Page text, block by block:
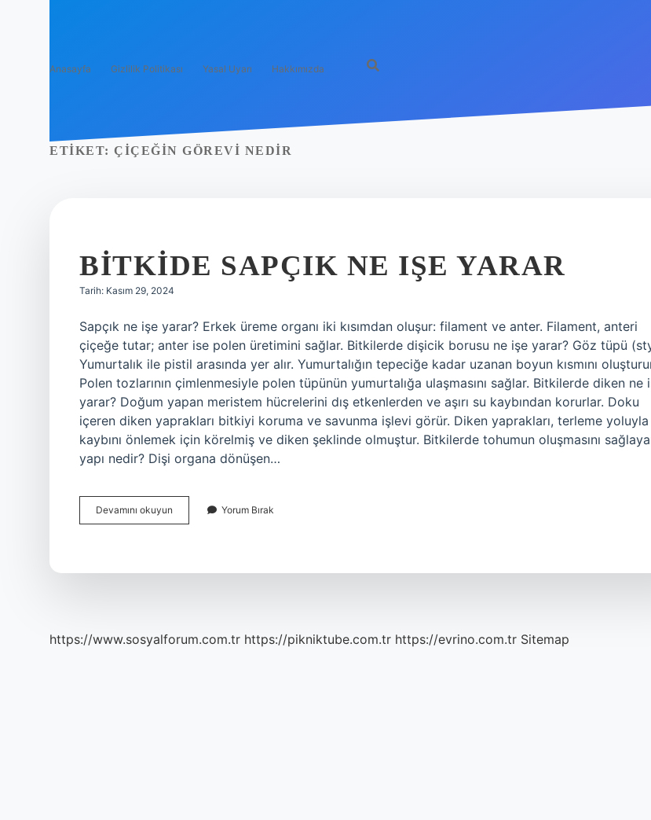
Anasayfa Gizlilik Politikası Yasal Uyarı Hakkımızda
ETIKET: ÇIÇEĞIN GÖREVI NEDIR
BITKIDE SAPÇIK NE IŞE YARAR
Tarih: Kasım 29, 2024
Sapçık ne işe yarar? Erkek üreme organı iki kısımdan oluşur: filament ve anter. Filament, anteri
çiçeğe tutar; anter ise polen üretimini sağlar. Bitkilerde dişicik borusu ne işe yarar? Göz tüpü
Yumurtalık ile pistil arasında yer alır. Yumurtalığın tepeciğe kadar uzanan boyun kısmını
Polen tozlarının çimlenmesiyle polen tüpünün yumurtalığa ulaşmasını sağlar. Bitkilerde diken ne
yarar? Doğum yapan meristem hücrelerini dış etkenlerden ve aşırı su kaybından korurlar. Doku
içeren diken yaprakları bitkiyi koruma ve savunma işlevi görür. Diken yaprakları, terleme yoluyla
kaybını önlemek için körelmiş ve diken şeklinde olmuştur. Bitkilerde tohumun oluşmasını
yapı nedir? Dişi organa dönüşen…
Devamını okuyun
Sapçık
Yorum Bırak
https://www.sosyalforum.com.tr https://pikniktube.com.tr https://evrino.com.tr Sitemap